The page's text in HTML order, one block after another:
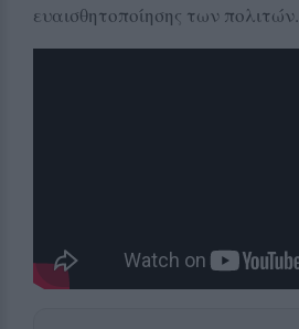
ευαισθητοποίησης των πολιτών.